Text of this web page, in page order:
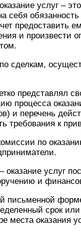
услуг –
себя
предоставить
и произвести
сделкам,
представлял
процесса
и перечень
требования к
по
услуг
и
письменной
срок
места оказания